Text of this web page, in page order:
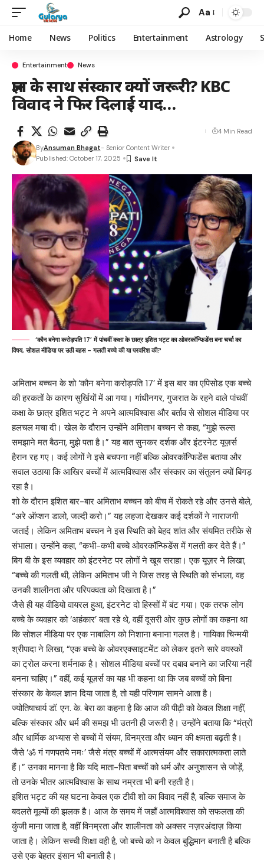
Aa
Home News Politics Entertainment Astrology
Entertainment News
ज्ञान के साथ संस्कार क्यों जरूरी? KBC
विवाद ने फिर दिलाई याद…
ByAnsuman Bhagat- Senior Content Writer
Published: October 17, 2025
4 Min Read
‘कौन बनेगा करोड़पति 17’ में पांचवीं कक्षा के छात्र इशित भट्ट का ओवरकॉन्फिडेंस बना चर्चा का
विषय, सोशल मीडिया पर उठी बहस - गलती बच्चे की या परवरिश की?
अमिताभ बच्चन के शो ‘कौन बनेगा करोड़पति 17’ में इस बार का एपिसोड एक बच्चे
की हरकतों के कारण सुर्खियों में आ गया। गांधीनगर, गुजरात के रहने वाले पांचवीं
कक्षा के छात्र इशित भट्ट ने अपने आत्मविश्वास और बर्ताव से सोशल मीडिया पर
हलचल मचा दी। खेल के दौरान उन्होंने अमिताभ बच्चन से कहा, “मुझे रूल्स
समझाने मत बैठना, मुझे पता है।” यह बात सुनकर दर्शक और इंटरनेट यूज़र्स
हैरान रह गए। कई लोगों ने इसे बचपना नहीं बल्कि ओवरकॉन्फिडेंस बताया और
सवाल उठाया कि आखिर बच्चों में आत्मविश्वास और संस्कार का संतुलन क्यों बिगड़
रहा है।
शो के दौरान इशित बार-बार अमिताभ बच्चन को बीच में रोकते रहे और उनसे बोले,
“अरे ऑप्शन डालो, जल्दी करो।” यह लहजा देखकर कई दर्शकों ने नाराजगी
जताई। लेकिन अमिताभ बच्चन ने इस स्थिति को बेहद शांत और संयमित तरीके से
संभाला। उन्होंने कहा, “कभी-कभी बच्चे ओवरकॉन्फिडेंस में गलती कर देते हैं।”
बिग बी के इस व्यवहार को इंटरनेट पर लोगों ने खूब सराहा। एक यूज़र ने लिखा,
“बच्चे की गलती थी, लेकिन अमिताभ जी ने जिस तरह से स्थिति को संभाला, वह
उनकी शालीनता और परिपक्वता को दिखाता है।”
जैसे ही यह वीडियो वायरल हुआ, इंटरनेट दो हिस्सों में बंट गया। एक तरफ लोग
बच्चे के व्यवहार को ‘अहंकार’ बता रहे थे, वहीं दूसरी ओर कुछ लोगों का कहना था
कि सोशल मीडिया पर एक नाबालिग को निशाना बनाना गलत है। गायिका चिन्मयी
श्रीपादा ने लिखा, “एक बच्चे के ओवरएक्साइटमेंट को लेकर इतने सारे वयस्कों
का ट्रोल करना शर्मनाक है। सोशल मीडिया बच्चों पर दबाव बनाने का जरिया नहीं
बनना चाहिए।” वहीं, कई यूज़र्स का यह भी कहना था कि जब बच्चों को बिना
संस्कार के केवल ज्ञान दिया जाता है, तो यही परिणाम सामने आता है।
ज्योतिषाचार्य डॉ. एन. के. बेरा का कहना है कि आज की पीढ़ी को केवल शिक्षा नहीं,
बल्कि संस्कार और धर्म की समझ भी उतनी ही जरूरी है। उन्होंने बताया कि “मंत्रों
और धार्मिक अभ्यास से बच्चों में संयम, विनम्रता और ध्यान की क्षमता बढ़ती है।
जैसे ‘ॐ गं गणपतये नमः’ जैसे मंत्र बच्चों में आत्मसंयम और सकारात्मकता लाते
हैं।” उनका मानना है कि यदि माता-पिता बच्चों को धर्म और अनुशासन से जोड़ें,
तो उनके भीतर आत्मविश्वास के साथ नम्रता भी बनी रहती है।
इशित भट्ट की यह घटना केवल एक टीवी शो का विवाद नहीं है, बल्कि समाज के
बदलते मूल्यों की झलक है। आज के समय में जहाँ आत्मविश्वास को सफलता की
कुंजी माना जाता है, वहीं विनम्रता और शालीनता को अक्सर नज़रअंदाज़ किया
जाता है। लेकिन सच्ची शिक्षा वही है, जो बच्चे को न केवल बुद्धिमान बनाती है बल्कि
उसे एक बेहतर इंसान भी बनाती है।